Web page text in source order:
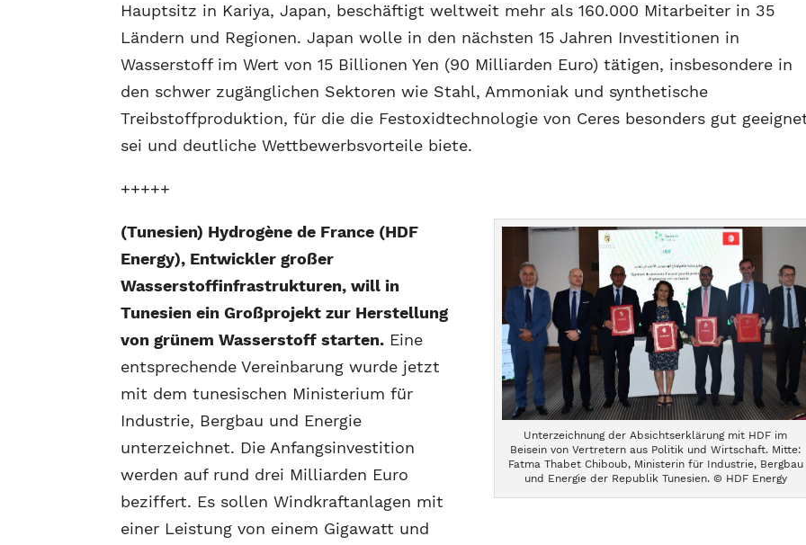
Hauptsitz in Kariya, Japan, beschäftigt weltweit mehr als 160.000 Mitarbeiter in 35
Ländern und Regionen. Japan wolle in den nächsten 15 Jahren Investitionen in
Wasserstoff im Wert von 15 Billionen Yen (90 Milliarden Euro) tätigen, insbesondere in
den schwer zugänglichen Sektoren wie Stahl, Ammoniak und synthetische
Treibstoffproduktion, für die die Festoxidtechnologie von Ceres besonders gut
sei und deutliche Wettbewerbsvorteile biete.
+++++
Unterzeichnung der Absichtserklärung mit HDF im
Beisein von Vertretern aus Politik und Wirtschaft. Mitte:
Fatma Thabet Chiboub, Ministerin für Industrie, Bergbau
und Energie der Republik Tunesien. © HDF Energy
(Tunesien) Hydrogène de France (HDF
Energy), Entwickler großer
Wasserstoffinfrastrukturen, will in
Tunesien ein Großprojekt zur Herstellung
von grünem Wasserstoff starten. Eine
entsprechende Vereinbarung wurde jetzt
mit dem tunesischen Ministerium für
Industrie, Bergbau und Energie
unterzeichnet. Die Anfangsinvestition
werden auf rund drei Milliarden Euro
beziffert. Es sollen Windkraftanlagen mit
einer Leistung von einem Gigawatt und